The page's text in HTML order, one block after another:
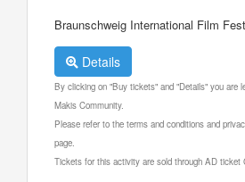
Braunschweig International Film
Details
By clicking on "Buy tickets" and "Details" you are
Makis Community.
Please refer to the terms and conditions and
page.
Tickets for this activity are sold through AD ticket